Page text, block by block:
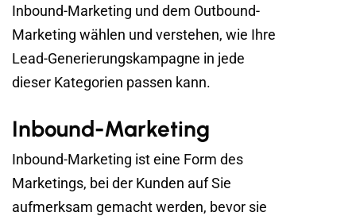
Inbound-Marketing und dem Outbound-
Marketing wählen und verstehen, wie Ihre
Lead-Generierungskampagne in jede
dieser Kategorien passen kann.
Inbound-Marketing
Inbound-Marketing ist eine Form des
Marketings, bei der Kunden auf Sie
aufmerksam gemacht werden, bevor sie